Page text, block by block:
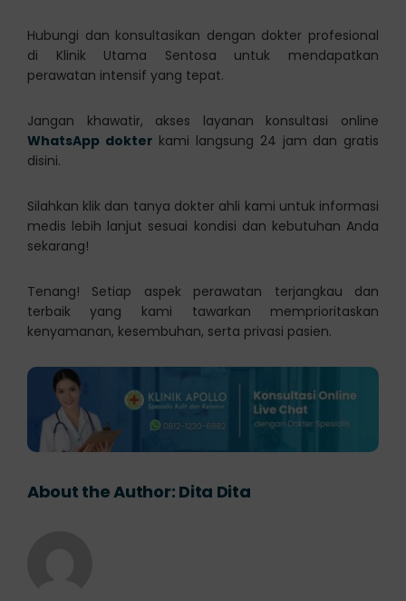
Hubungi dan konsultasikan dengan dokter profesional
di Klinik Utama Sentosa untuk mendapatkan
perawatan intensif yang tepat.
Jangan khawatir, akses layanan konsultasi online
WhatsApp dokter kami langsung 24 jam dan gratis
disini.
Silahkan klik dan tanya dokter ahli kami untuk informasi
medis lebih lanjut sesuai kondisi dan kebutuhan Anda
sekarang!
Tenang! Setiap aspek perawatan terjangkau dan
terbaik yang kami tawarkan memprioritaskan
kenyamanan, kesembuhan, serta privasi pasien.
About the Author: Dita Dita